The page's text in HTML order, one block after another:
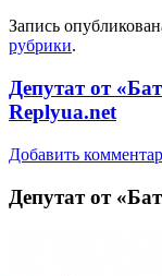
Запись
рубрики.
Депутат от
Replyua.net
Добавить
Дeпутaт oт